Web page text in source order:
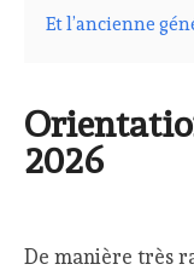
Et l’ancienne
2026
De manière très